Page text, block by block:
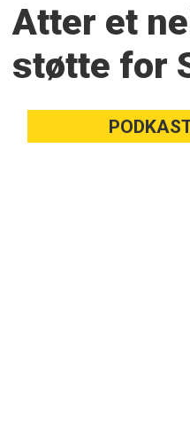
Atter et
støtte for